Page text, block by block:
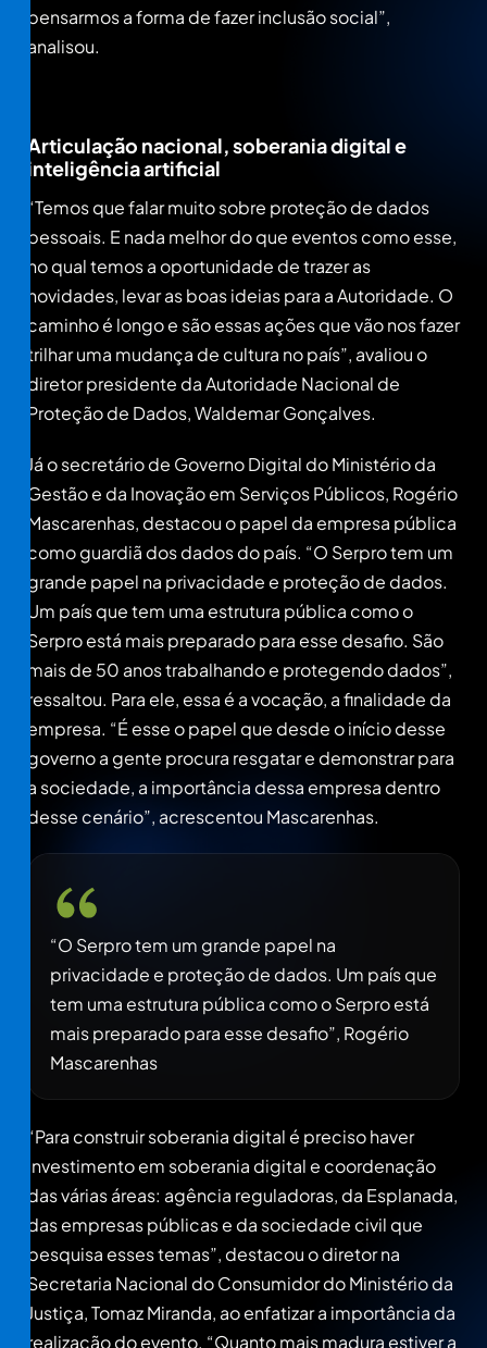
pensarmos a forma de fazer inclusão social”,
analisou.
Articulação nacional, soberania digital e
inteligência artificial
“Temos que falar muito sobre proteção de dados
pessoais. E nada melhor do que eventos como esse,
no qual temos a oportunidade de trazer as
novidades, levar as boas ideias para a Autoridade. O
caminho é longo e são essas ações que vão nos fazer
trilhar uma mudança de cultura no país”, avaliou o
diretor presidente da Autoridade Nacional de
Proteção de Dados, Waldemar Gonçalves.
Já o secretário de Governo Digital do Ministério da
Gestão e da Inovação em Serviços Públicos, Rogério
Mascarenhas, destacou o papel da empresa pública
como guardiã dos dados do país. “O Serpro tem um
grande papel na privacidade e proteção de dados.
Um país que tem uma estrutura pública como o
Serpro está mais preparado para esse desafio. São
mais de 50 anos trabalhando e protegendo dados”,
ressaltou. Para ele, essa é a vocação, a finalidade da
empresa. “É esse o papel que desde o início desse
governo a gente procura resgatar e demonstrar para
a sociedade, a importância dessa empresa dentro
desse cenário”, acrescentou Mascarenhas.
“O Serpro tem um grande papel na
privacidade e proteção de dados. Um país que
tem uma estrutura pública como o Serpro está
mais preparado para esse desafio”, Rogério
Mascarenhas
“Para construir soberania digital é preciso haver
investimento em soberania digital e coordenação
das várias áreas: agência reguladoras, da Esplanada,
das empresas públicas e da sociedade civil que
pesquisa esses temas”, destacou o diretor na
Secretaria Nacional do Consumidor do Ministério da
Justiça, Tomaz Miranda, ao enfatizar a importância da
realização do evento. “Quanto mais madura estiver a